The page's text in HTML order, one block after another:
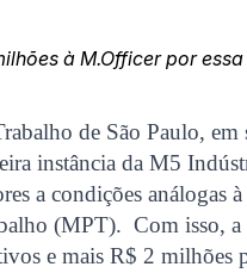
à M.Officer por
de São Paulo, em
instância da M5
a condições análogas à
(MPT). Com isso, a
e mais R$ 2 milhões